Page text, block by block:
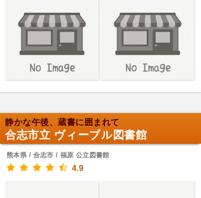
静かな午後、蔵書に囲まれて
合志市立 ヴィーブル図書館
熊本県 / 合志市 / 福原 公立図書館
4.9